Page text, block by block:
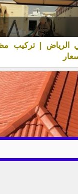
الرياض | تركيب